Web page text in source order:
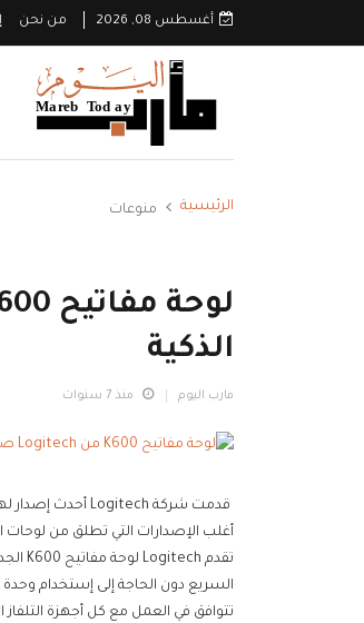
أغسطس 08, 2026 من نحن
الرئيسية منوعات
الذكية
مارب اليوم منذ 7 سنوات